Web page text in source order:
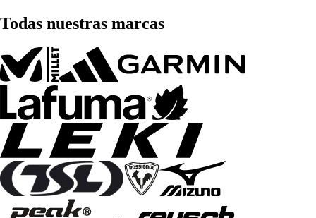
Todas nuestras marcas